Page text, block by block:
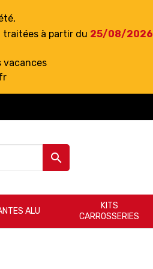
traitées à partir du 25/08/2026
vacances

ALU
KITS
CARROSSERIES